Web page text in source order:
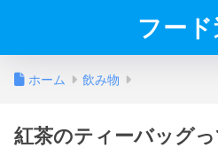
フー
ホーム 飲み物
紅茶のティーバッグ